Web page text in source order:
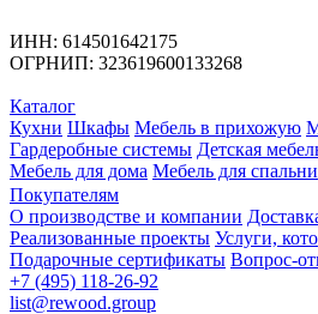
ИНН: 614501642175
ОГРНИП: 323619600133268
Каталог
Кухни Шкафы Мебель в прихожую
Гардеробные системы Детская
Мебель для дома Мебель для спальни
Покупателям
О производстве и компании
Реализованные проекты Услуги,
Подарочные сертификаты Вопрос-
+7 (495) 118-26-92
list@rewood.group